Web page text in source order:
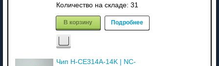
Количество на складе: 31
В корзину Подробнее
Чип H-CE314A-14K | NC-